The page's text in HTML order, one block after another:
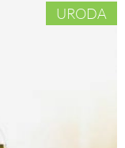
URODA